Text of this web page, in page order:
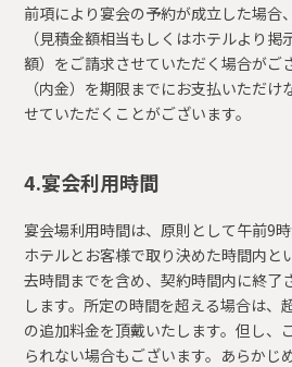
前項により宴会の予約が成立した場合
（見積金額相当もしくはホテルより
額）をご請求させていただく場合がご
（内金）を期限までにお支払いただ
せていただくことがございます。
4.宴会利用時間
宴会場利用時間は、原則として午前9
ホテルとお客様で取り決めた時間内と
去時間までを含め、契約時間内に終了
します。所定の時間を超える場合は、
の追加料金を頂戴いたします。但し、
られない場合もございます。あらかじ